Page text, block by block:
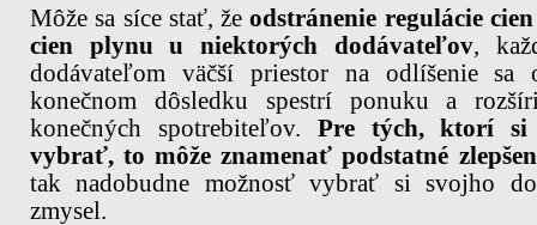
Môže sa síce stať, žeodstránenie regulácie
cien plynu u niektorých dodávateľov,
dodávateľom väčší priestor na odlíšenie
konečnom dôsledku spestrí ponuku a
konečných spotrebiteľov. Pre tých, ktorí si
vybrať, to môže znamenať podstatné
tak nadobudne možnosť vybrať si svojho
zmysel.